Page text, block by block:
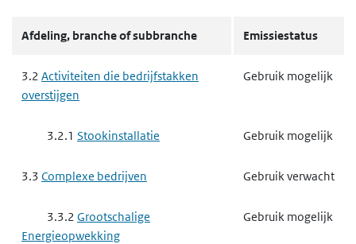
Afdeling, branche of subbranche Emissiestatus
3.2 Activiteiten die bedrijfstakken
overstijgen
Gebruik mogelijk
3.2.1 Stookinstallatie Gebruik mogelijk
3.3 Complexe bedrijven Gebruik verwacht
3.3.2 Grootschalige
Energieopwekking
Gebruik mogelijk